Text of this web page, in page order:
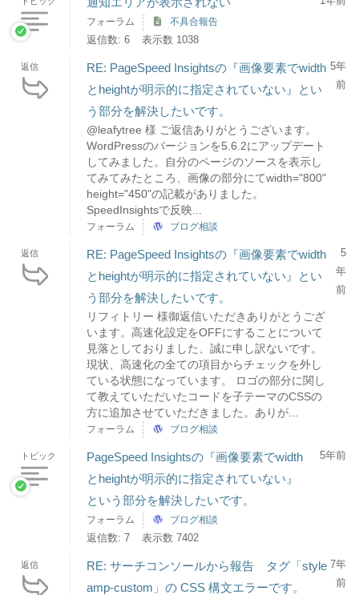
フォーラム 不具合報告
返信数: 6 表示数 1038
返信
RE: PageSpeed Insightsの『画像要素でwidth
とheightが明示的に指定されていない』とい
う部分を解決したいです。
@leafytree 様 ご返信ありがとうございます。
WordPressのバージョンを5.6.2にアップデート
してみました。自分のページのソースを表示し
てみてみたところ、画像の部分にてwidth="800"
height="450"の記載がありました。
SpeedInsightsで反映...
5年
前
フォーラム ブログ相談
返信
RE: PageSpeed Insightsの『画像要素でwidth
とheightが明示的に指定されていない』とい
う部分を解決したいです。
リフィトリー 様御返信いただきありがとうござ
います。高速化設定をOFFにすることについて
見落としておりました、誠に申し訳ないです。
現状、高速化の全ての項目からチェックを外し
ている状態になっています。 ロゴの部分に関し
て教えていただいたコードを子テーマのCSSの
方に追加させていただきました。ありが...
5
年
前
フォーラム ブログ相談
トピック
PageSpeed Insightsの『画像要素でwidth
とheightが明示的に指定されていない』
という部分を解決したいです。
5年前
フォーラム ブログ相談
返信数: 7 表示数 7402
返信
RE: サーチコンソールから報告 タグ「style
amp-custom」の CSS 構文エラーです。
7年
前